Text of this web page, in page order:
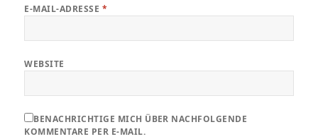
E-MAIL-ADRESSE *
WEBSITE
BENACHRICHTIGE MICH ÜBER NACHFOLGENDE
KOMMENTARE PER E-MAIL.